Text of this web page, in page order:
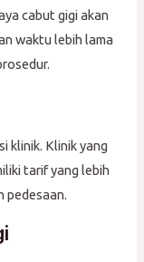
cabut gigi akan
waktu lebih lama
klinik. Klinik yang
tarif yang lebih
pedesaan.